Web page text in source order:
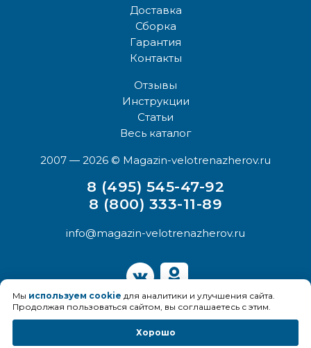
Доставка
Сборка
Гарантия
Контакты
Отзывы
Инструкции
Статьи
Весь каталог
2007 — 2026 © Magazin-velotrenazherov.ru
8 (495) 545-47-92
8 (800) 333-11-89
info@magazin-velotrenazherov.ru
Мы используем cookie для аналитики и улучшения сайта.
Продолжая пользоваться сайтом, вы соглашаетесь с этим.
Хорошо